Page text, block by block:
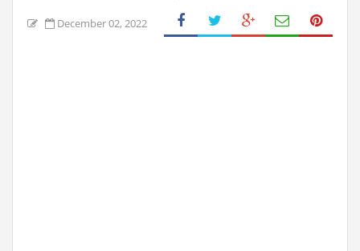
December 02, 2022